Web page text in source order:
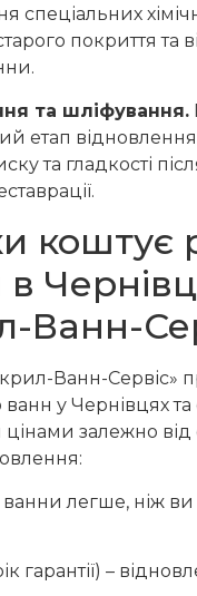
спеціальних
покриття та
та шліфування.
етап
та гладкості
коштує
Ванн-
Ванн-Сервіс»
у Чернівцях та
залежно від
легше, ніж ви
гарантії) –